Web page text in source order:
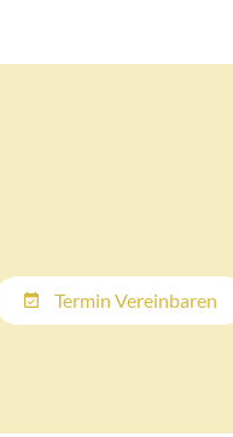
 Termin Vereinbaren